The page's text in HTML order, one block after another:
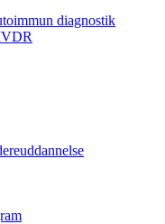
diagnostik